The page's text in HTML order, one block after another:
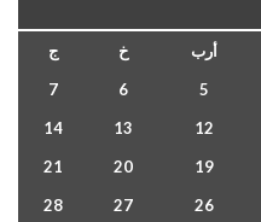
أرب خ
ج
5
6
7
12
13
14
19
20
21
26
27
28